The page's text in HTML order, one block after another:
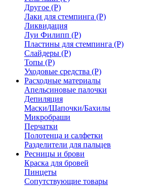
Другое (Р)
Лаки для стемпинга (Р)
Ликвидация
Луи Филипп (Р)
Пластины для стемпинга (Р)
Слайдеры (Р)
Топы (Р)
Уходовые средства (Р)
Расходные материалы
Апельсиновые палочки
Депиляция
Маски/Шапочки/Бахилы
Микробраши
Перчатки
Полотенца и салфетки
Разделители для пальцев
Ресницы и брови
Краска для бровей
Пинцеты
Сопутствующие товары